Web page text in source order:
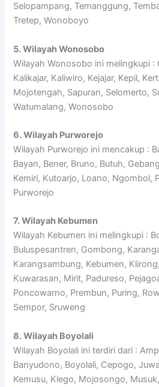
Selopampang, Temanggung,
Tretep, Wonoboyo
5. Wilayah Wonosobo
Wilayah Wonosobo ini melingkupi :
Kalikajar, Kaliwiro, Kejajar, Kepil,
Mojotengah, Sapuran, Selomerto,
Watumalang, Wonosobo
6. Wilayah Purworejo
Wilayah Purworejo ini mencakup :
Bayan, Bener, Bruno, Butuh,
Kemiri, Kutoarjo, Loano, Ngombol,
Purworejo
7. Wilayah Kebumen
Wilayah Kebumen ini melingkupi :
Buluspesantren, Gombong,
Karangsambung, Kebumen,
Kuwarasan, Mirit, Padureso,
Poncowarno, Prembun, Puring,
Sempor, Sruweng
8. Wilayah Boyolali
Wilayah Boyolali ini terdiri dari :
Banyudono, Boyolali, Cepogo,
Kemusu, Klego, Mojosongo,